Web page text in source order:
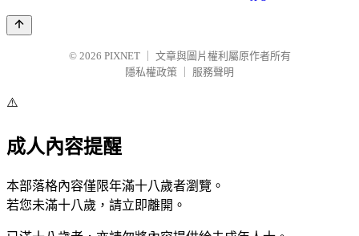
© 2026 PIXNET
文章與圖片權利屬原作者所有
隱私權政策
服務聲明
⚠️
成人內容提醒
本部落格內容僅限年滿十八歲者瀏覽。
若您未滿十八歲，請立即離開。